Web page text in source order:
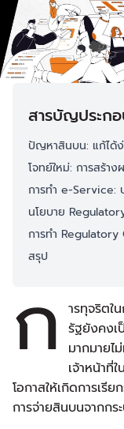
สารบัญประก
ปัญหาสินบน: แก้ได้ง่
โจทย์ใหม่: การสร้าง
การทำ e-Service:
นโยบาย
การทำ Regulatory
สรุป
ก
ารทุจริตใ
รัฐยังคงเ
มากมาย
เจ้าหน้าที่
โอกาสให้เกิดการเรี
การจ่ายสินบนจากกร